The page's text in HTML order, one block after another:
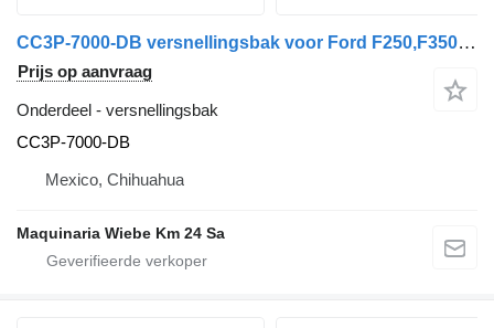
CC3P-7000-DB versnellingsbak voor Ford F250,F350 auto
Prijs op aanvraag
Onderdeel - versnellingsbak
CC3P-7000-DB
Mexico, Chihuahua
Maquinaria Wiebe Km 24 Sa